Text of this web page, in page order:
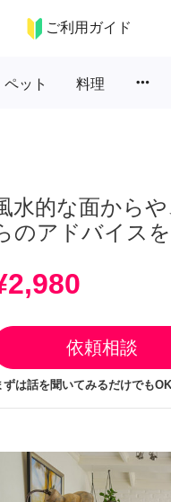
ご利用ガイド
ペット 料理 more_horiz
水的な面から
のアドバイス
依頼相談
ずは話を聞いてみるだけでも